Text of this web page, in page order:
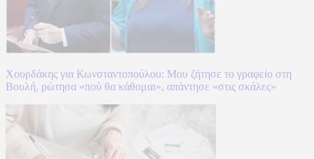
Χουρδάκης για Κωνσταντοπούλου: Μου ζήτησε το γραφείο στη
Βουλή, ρώτησα «πού θα κάθομαι», απάντησε «στις σκάλες»